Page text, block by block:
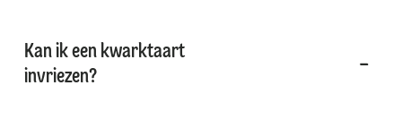
Kan ik een kwarktaart
invriezen?